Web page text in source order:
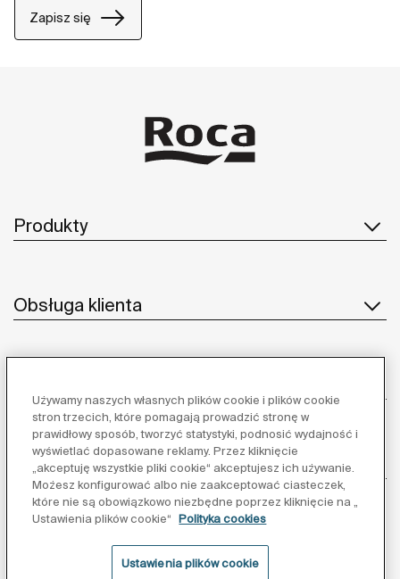
Zapisz się
Produkty
Obsługa klienta
Inspiracja
Obserwuj nas:
Używamy naszych własnych plików cookie i plików cookie
stron trzecich, które pomagają prowadzić stronę w
prawidłowy sposób, tworzyć statystyki, podnosić wydajność i
wyświetlać dopasowane reklamy. Przez kliknięcie
„akceptuję wszystkie pliki cookie“ akceptujesz ich używanie.
Możesz konfigurować albo nie zaakceptować ciasteczek,
które nie są obowiązkowo niezbędne poprzez kliknięcie na „
Ustawienia plików cookie“
Polityka cookies
Ustawienia plików cookie